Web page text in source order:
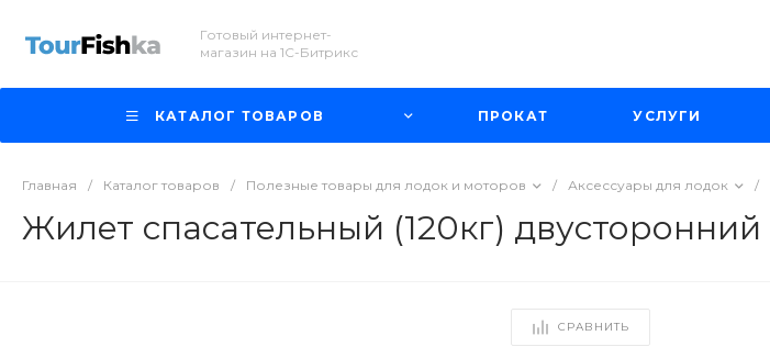
Готовый интернет-
магазин на 1С-Битрикс
КАТАЛОГ ТОВАРОВ ПРОКАТ УСЛУГИ
Главная / Каталог товаров / Полезные товары для лодок и моторов / Аксессуары для лодок /
Жилет спасательный (120кг) двусторонний
СРАВНИТЬ